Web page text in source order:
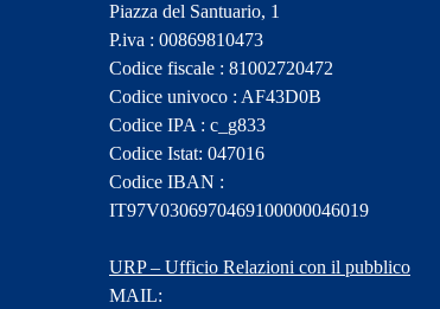
Piazza del Santuario, 1
P.iva : 00869810473
Codice fiscale : 81002720472
Codice univoco : AF43D0B
Codice IPA : c_g833
Codice Istat: 047016
Codice IBAN :
IT97V0306970469100000046019
URP – Ufficio Relazioni con il pubblico
MAIL: